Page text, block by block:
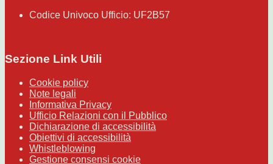
Codice Univoco Ufficio: UF2B57
Sezione Link Utili
Cookie policy
Note legali
Informativa Privacy
Ufficio Relazioni con il Pubblico
Dichiarazione di accessibilità
Obiettivi di accessibilità
Whistleblowing
Gestione consensi cookie